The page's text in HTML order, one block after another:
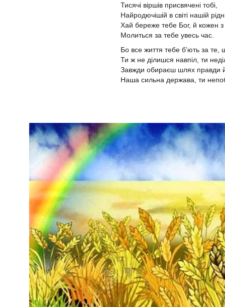
Тисячі віршів присвячені тобі,
Найродючішій в світі нашій
Хай береже тебе Бог, й кожен
Молиться за тебе увесь час.
Бо все життя тебе б’ють за те,
Ти ж не ділишся навпіл, ти
Завжди обираєш шлях правди
Наша сильна держава, ти